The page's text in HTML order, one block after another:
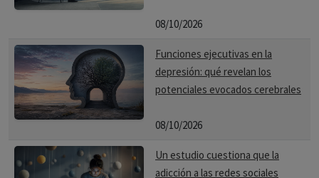
08/10/2026
Funciones ejecutivas en la
depresión: qué revelan los
potenciales evocados cerebrales
08/10/2026
Un estudio cuestiona que la
adicción a las redes sociales